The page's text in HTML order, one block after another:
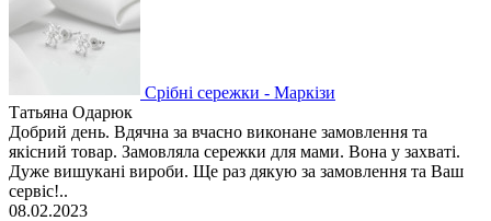
Срібні сережки - Маркізи
Татьяна Одарюк
Добрий день. Вдячна за вчасно виконане замовлення та
якісний товар. Замовляла сережки для мами. Вона у захваті.
Дуже вишукані вироби. Ще раз дякую за замовлення та Ваш
сервіс!..
08.02.2023